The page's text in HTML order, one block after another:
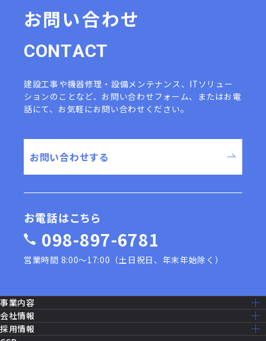
お問い合わせ
CONTACT
建設工事や機器修理・設備メンテナンス、ITソリュー
ションのことなど、 お問い合わせフォーム、またはお電
話にて、お気軽にお問い合わせください。
お問い合わせする
お電話はこちら
098-897-6781
営業時間 8:00〜17:00（土日祝日、年末年始除く）
事業内容
事業内容一覧
建設工事［米軍基地］
建設工事［公共事業］
会社情報
ミッション・ビジョン
ごあいさつ
採用情報